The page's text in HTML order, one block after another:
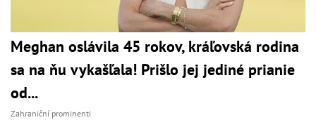
Meghan oslávila 45 rokov, kráľovská rodina
sa na ňu vykašľala! Prišlo jej jediné prianie
od...
Zahraniční prominenti